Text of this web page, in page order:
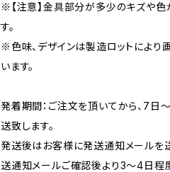
※【注意】金具部分が多少のキズや
す。
※色味、デザインは製造ロットによ
います。
発着期間：ご注文を頂いてから、7日
送致します。
発送後はお客様に発送通知メールを
送通知メールご確認後より3～4日程